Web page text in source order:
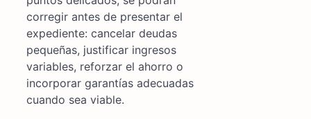
corregir antes de presentar el
expediente: cancelar deudas
pequeñas, justificar ingresos
variables, reforzar el ahorro o
incorporar garantías adecuadas
cuando sea viable.